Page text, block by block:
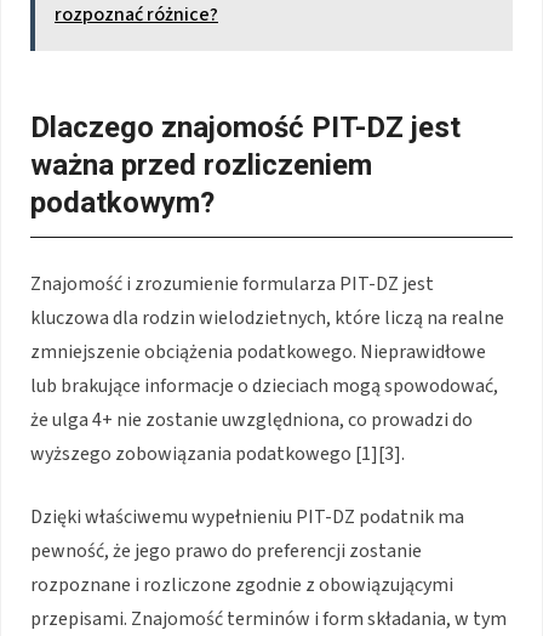
rozpoznać różnice?
Dlaczego znajomość PIT-DZ jest
ważna przed rozliczeniem
podatkowym?
Znajomość i zrozumienie formularza PIT-DZ jest
kluczowa dla rodzin wielodzietnych, które liczą na realne
zmniejszenie obciążenia podatkowego. Nieprawidłowe
lub brakujące informacje o dzieciach mogą spowodować,
że ulga 4+ nie zostanie uwzględniona, co prowadzi do
wyższego zobowiązania podatkowego [1][3].
Dzięki właściwemu wypełnieniu PIT-DZ podatnik ma
pewność, że jego prawo do preferencji zostanie
rozpoznane i rozliczone zgodnie z obowiązującymi
przepisami. Znajomość terminów i form składania, w tym